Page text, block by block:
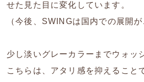
せた見た目に変化しています。
（今後、SWINGは国内での展開が
少し淡いグレーカラーまでウォッ
こちらは、アタリ感を抑えること